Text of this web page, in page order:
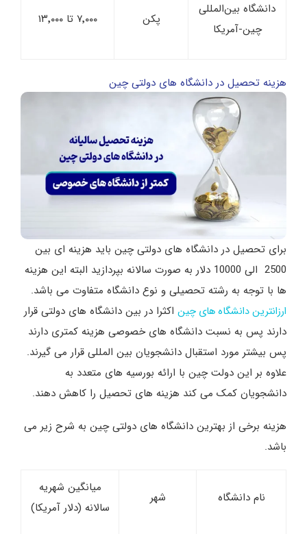
دانشگاه بین‌المللی
چین-آمریکا
پکن ۷٬۰۰۰ تا ۱۳٬۰۰۰
هزینه تحصیل در دانشگاه های دولتی چین
برای تحصیل در دانشگاه های دولتی چین باید هزینه ای بین
2500 الی 10000 دلار به صورت سالانه بپردازید البته این هزینه
ها با توجه به رشته تحصیلی و نوع دانشگاه متفاوت می باشد.
ارزانترین دانشگاه های چین اکثرا در بین دانشگاه های دولتی قرار
دارند پس به نسبت دانشگاه های خصوصی هزینه کمتری دارند
پس بیشتر مورد استقبال دانشجویان بین المللی قرار می گیرند.
علاوه بر این دولت چین با ارائه بورسیه های متعدد به
دانشجویان کمک می کند هزینه های تحصیل را کاهش دهند.
هزینه برخی از بهترین دانشگاه های دولتی چین به شرح زیر می
باشد.
نام دانشگاه شهر
میانگین شهریه
سالانه (دلار آمریکا)